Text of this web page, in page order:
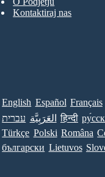
Kontaktiraj nas
English Español Français
עברית العَرَبِيَّة हिन्दी
Türkçe Polski Româna
български Lietuvos